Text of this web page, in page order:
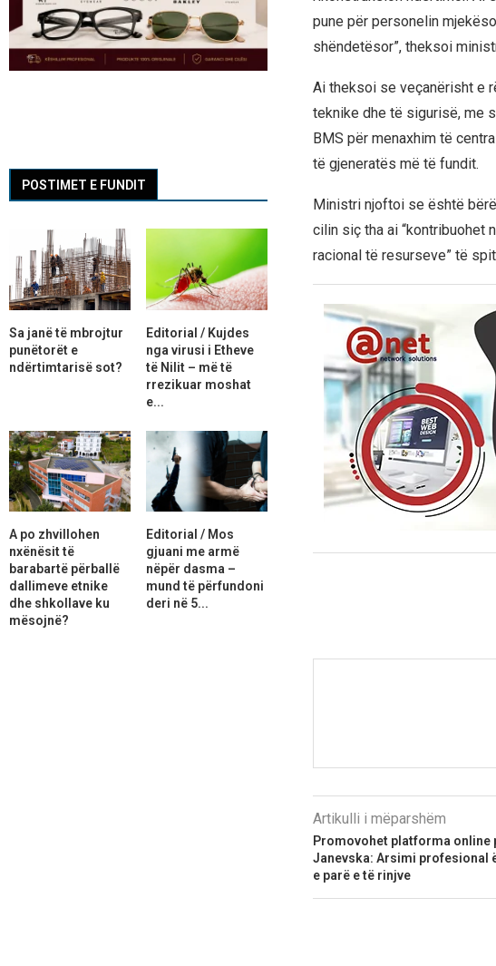
pune për personelin
shëndetësor”, theksoi
Ai theksoi se veçanërisht e
teknike dhe të sigurisë, me
BMS për menaxhim të
të gjeneratës më të fundit.
Ministri njoftoi se është
cilin siç tha ai “kontribuohet
racional të resurseve” të
Artikulli i mëparshëm
Promovohet platforma online
Janevska: Arsimi profesional
e parë e të rinjve
POSTIMET E FUNDIT
Sa janë të mbrojtur
punëtorët e
ndërtimtarisë sot?
Editorial / Kujdes
nga virusi i Etheve
të Nilit – më të
rrezikuar moshat
e...
A po zhvillohen
nxënësit të
barabartë përballë
dallimeve etnike
dhe shkollave ku
mësojnë?
Editorial / Mos
gjuani me armë
nëpër dasma –
mund të përfundoni
deri në 5...